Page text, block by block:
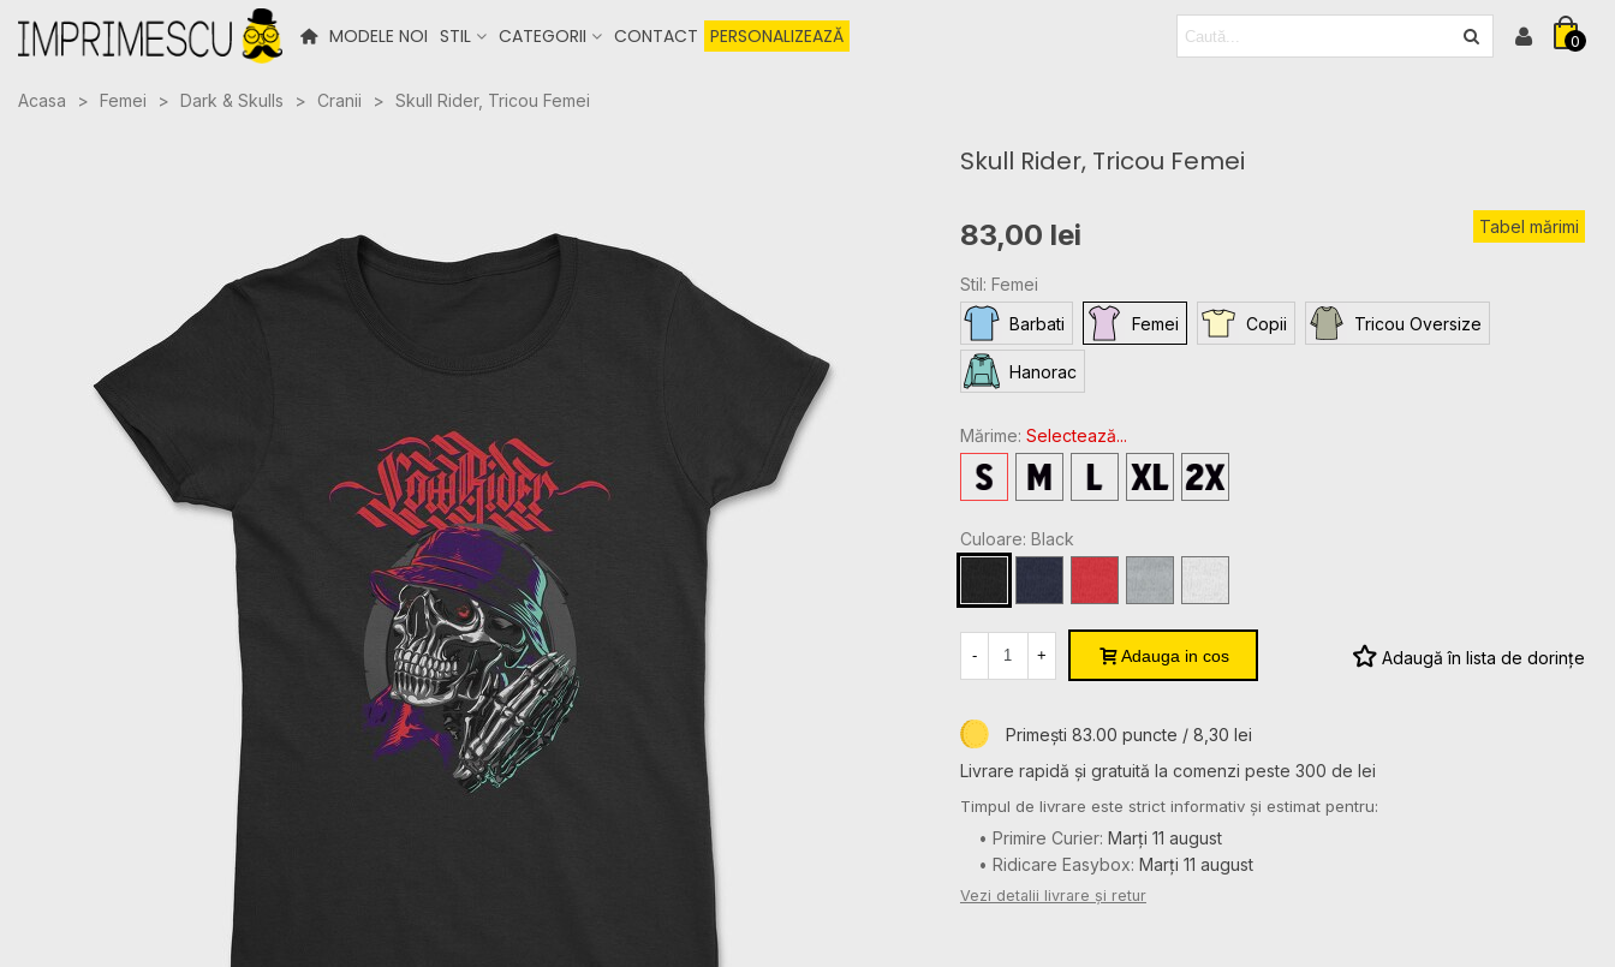
MODELE NOI STIL CATEGORII CONTACT PERSONALIZEAZĂ 0
Acasa > Femei > Dark & Skulls > Cranii > Skull Rider, Tricou Femei
Skull Rider, Tricou Femei
83,00 lei Tabel mărimi
Stil: Femei
Barbati
Femei Copii Tricou Oversize
Hanorac
Mărime: Selectează...
M XL 2XL
Culoare: Black
- + Adauga in cos Adaugă în lista de dorințe
Primești 83.00 puncte / 8,30 lei
Livrare rapidă și gratuită la comenzi peste 300 de lei
Timpul de livrare este strict informativ și estimat pentru:
• Primire Curier: Marți 11 august
• Ridicare Easybox: Marți 11 august
Vezi detalii livrare și retur